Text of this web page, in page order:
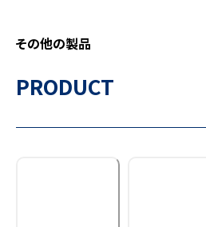
その他の製品
PRODUCT